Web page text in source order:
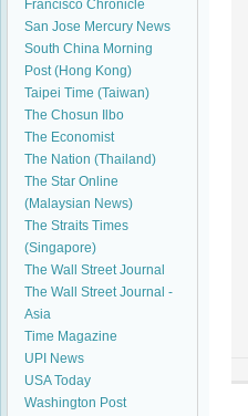
Francisco Chronicle
San Jose Mercury News
South China Morning
Post (Hong Kong)
Taipei Time (Taiwan)
The Chosun Ilbo
The Economist
The Nation (Thailand)
The Star Online
(Malaysian News)
The Straits Times
(Singapore)
The Wall Street Journal
The Wall Street Journal -
Asia
Time Magazine
UPI News
USA Today
Washington Post